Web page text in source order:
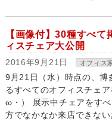
【画像付】30種すべて
ィスチェア大公開
2016年9月21日 オフィス
9月21日（水）時点の、博
るすべてのオフィスチェア
ω・） 展示中チェアをす
方でなかなか来店できな